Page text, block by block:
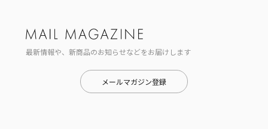
最新情報や、新商品のお知らせなどをお届けします
メールマガジン登録